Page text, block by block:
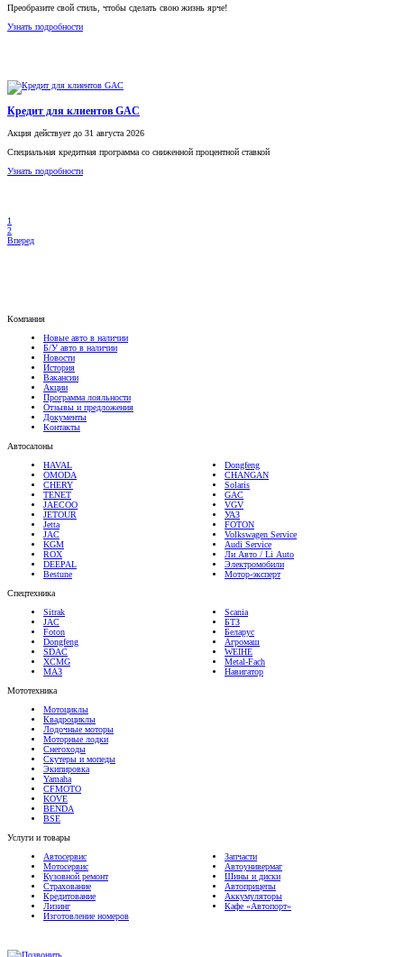
Узнать подробности
Кредит для клиентов GAC
Акциядействуетдо 31 августа 2026
Специальная кредитная программа со сниженной процентной ставкой
Узнать подробности
2
Вперед
Новые авто в наличии
Б/У авто в наличии
Новости
История
Вакансии
Акции
Программа лояльности
Отзывы и предложения
Документы
Контакты
Автосалоны
HAVAL
OMODA
CHERY
TENET
JAECOO
JETOUR
Jetta
JAC
KGM
ROX
DEEPAL
Bestune
CHANGAN
Solaris
GAC
VGV
УАЗ
FOTON
Volkswagen Service
Audi Service
Ли Авто / Li Auto
Электромобили
Мотор-эксперт
Спецтехника
Sitrak
JAC
Foton
Dongfeng
SDAC
XCMG
МАЗ
БТЗ
Беларус
Агромаш
WEIHE
Metal-Fach
Навигатор
Мототехника
Мотоциклы
Квадроциклы
Лодочные моторы
Моторные лодки
Снегоходы
Скутеры и мопеды
Экипировка
Yamaha
CFMOTO
KOVE
BENDA
BSE
Услуги и товары
Автосервис
Мотосервис
Кузовной ремонт
Страхование
Кредитование
Лизинг
Изготовление номеров
Автоунивермаг
Шины и диски
Автоприцепы
Аккумуляторы
Кафе «Автопорт»